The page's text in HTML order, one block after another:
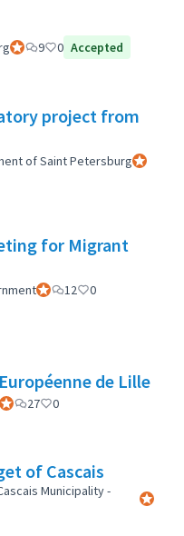
Participant officiel
9 0 Accepted
project from
of Saint Petersburg
for Migrant
Participant officiel
12
0
de Lille
Participant officiel
27 0
of Cascais
Municipality -